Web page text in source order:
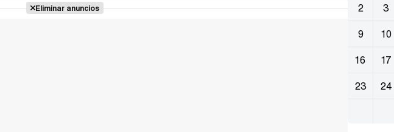
Eliminar anuncios
2
3
9
10
16
17
23
24